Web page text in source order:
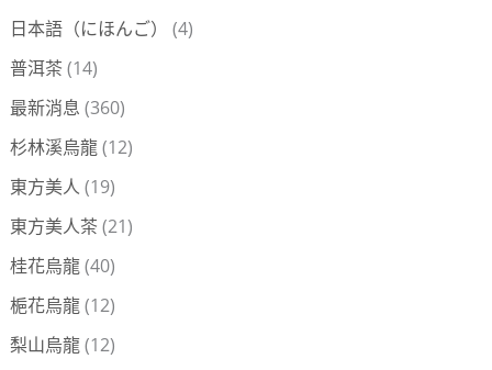
日本語（にほんご）
(4)
普洱茶 (14)
最新消息 (360)
杉林溪烏龍(12)
東方美人 (19)
東方美人茶 (21)
桂花烏龍(40)
梔花烏龍(12)
梨山烏龍(12)